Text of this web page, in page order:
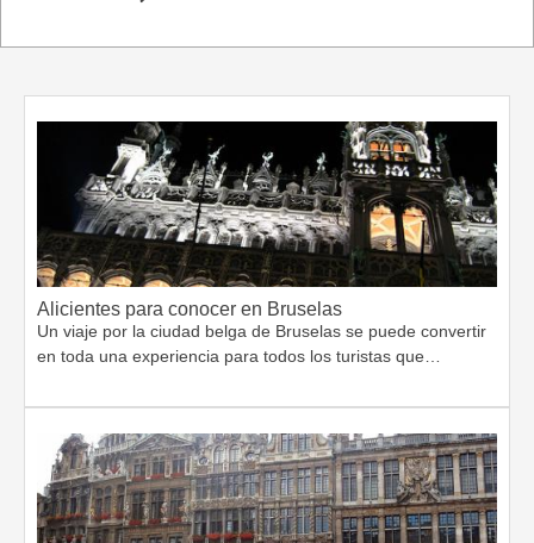
Alicientes para conocer en Bruselas
Un viaje por la ciudad belga de Bruselas se puede convertir
en toda una experiencia para todos los turistas que…